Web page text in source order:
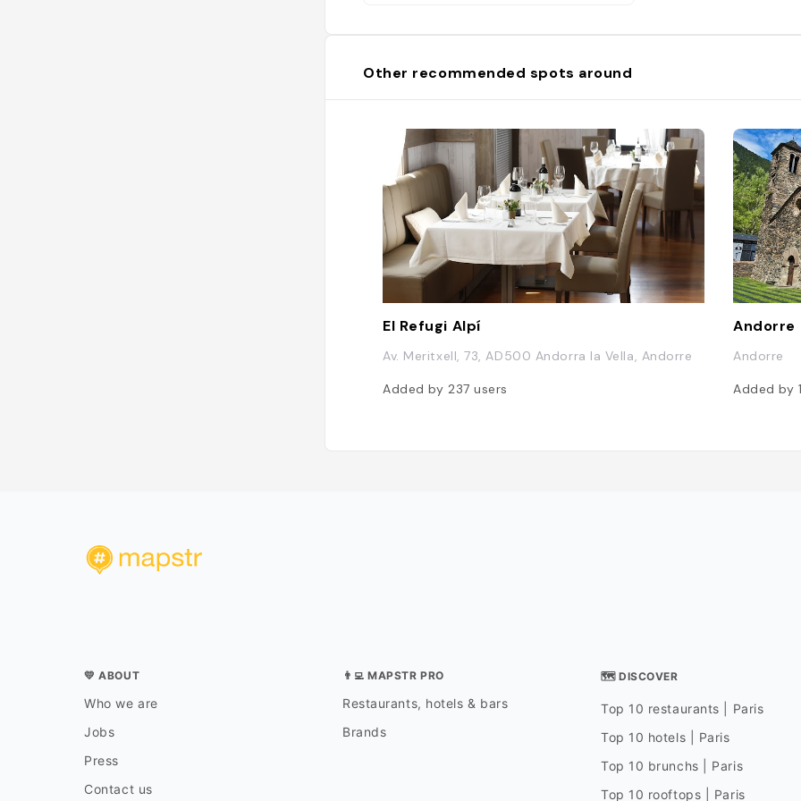
restaurant garnie d'imposantes
Other recommended spots around
El Refugi Alpí
Av. Meritxell, 73, AD500 Andorra la Vella, Andorre
Added by 237users
Andorre
Andorre
Added by
💛 ABOUT
Who we are
Jobs
Press
Contact us
👨‍💻 MAPSTR PRO
Restaurants, hotels & bars
Brands
🗺 DISCOVER
Top 10 restaurants | Paris
Top 10 hotels | Paris
Top 10 brunchs | Paris
Top 10 rooftops | Paris